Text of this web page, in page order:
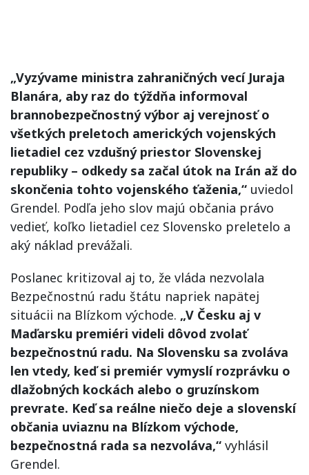
„Vyzývame ministra zahraničných vecí Juraja
Blanára, aby raz do týždňa informoval
brannobezpečnostný výbor aj verejnosť o
všetkých preletoch amerických vojenských
lietadiel cez vzdušný priestor Slovenskej
republiky – odkedy sa začal útok na Irán až do
skončenia tohto vojenského ťaženia,“ uviedol
Grendel. Podľa jeho slov majú občania právo
vedieť, koľko lietadiel cez Slovensko preletelo a
aký náklad prevážali.
Poslanec kritizoval aj to, že vláda nezvolala
Bezpečnostnú radu štátu napriek napätej
situácii na Blízkom východe. „V Česku aj v
Maďarsku premiéri videli dôvod zvolať
bezpečnostnú radu. Na Slovensku sa zvoláva
len vtedy, keď si premiér vymyslí rozprávku o
dlažobných kockách alebo o gruzínskom
prevrate. Keď sa reálne niečo deje a slovenskí
občania uviaznu na Blízkom východe,
bezpečnostná rada sa nezvoláva,“ vyhlásil
Grendel.